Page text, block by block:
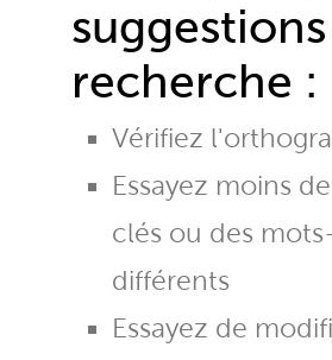
recherche :
Vérifiez
Essayez moins
clés ou des
différents
Essayez de